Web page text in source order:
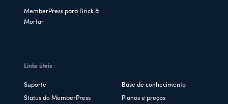
MemberPress para Brick &
Mortar
Links úteis
Suporte Base de conhecimento
Status do MemberPress Planos e preços